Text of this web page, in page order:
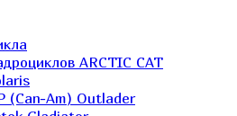
ARCTIC CAT
(Can-Am) Outlader